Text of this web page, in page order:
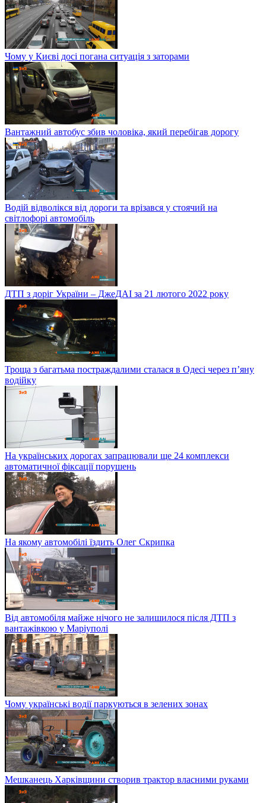
Чому у Києві досі погана ситуація з заторами
Вантажний автобус збив чоловіка, який перебігав дорогу
Водій відволікся від дороги та врізався у стоячий на
світлофорі автомобіль
ДТП з доріг України – ДжеДАІ за 21 лютого 2022 року
Троща з багатьма постраждалими сталася в Одесі через п’яну
водійку
На українських дорогах запрацювали ще 24 комплекси
автоматичної фіксації порушень
На якому автомобілі їздить Олег Скрипка
Від автомобіля майже нічого не залишилося після ДТП з
вантажівкою у Маріуполі
Чому українські водії паркуються в зелених зонах
Мешканець Харківщини створив трактор власними руками